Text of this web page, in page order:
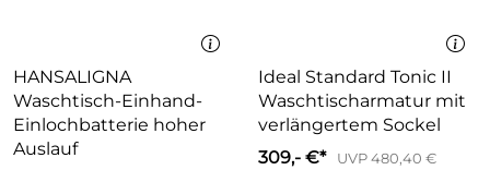
HANSALIGNA
Waschtisch-Einhand-
Einlochbatterie hoher
Auslauf
Ideal Standard Tonic II
Waschtischarmatur mit
verlängertem Sockel
309,- €*
UVP 480,40 €